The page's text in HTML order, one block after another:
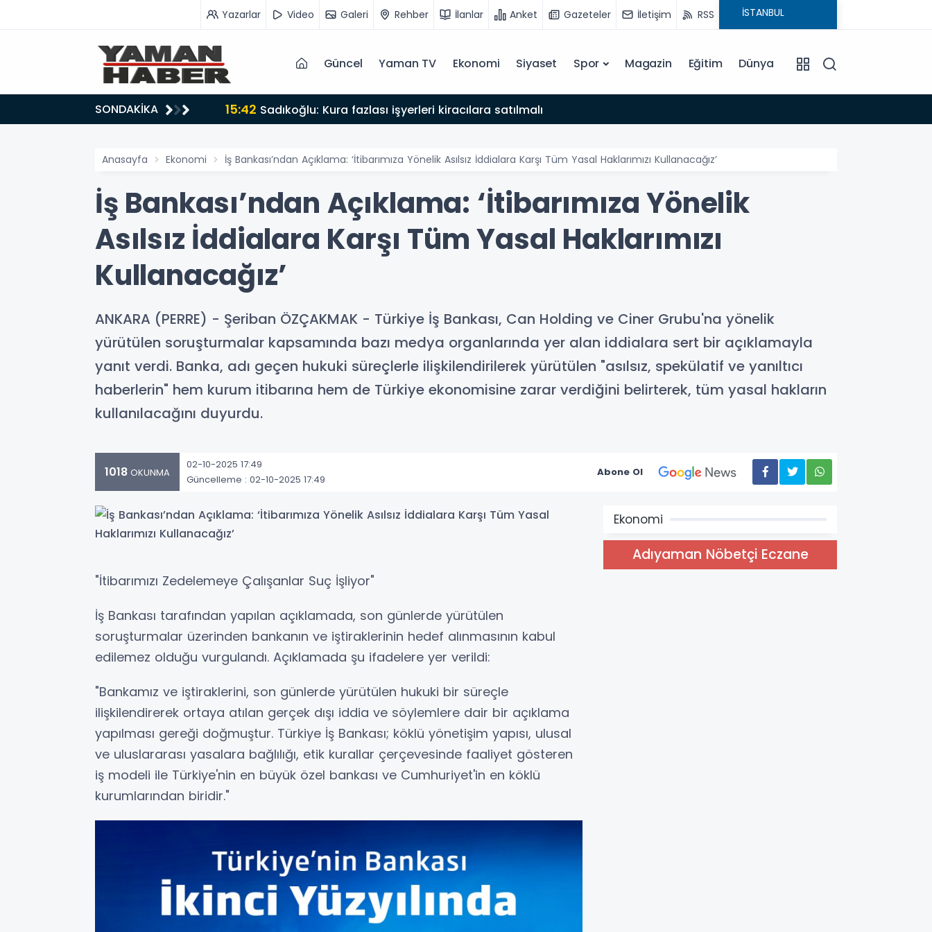
Yazarlar Video Galeri Rehber İlanlar Anket Gazeteler İletişim RSS
Güncel Yaman TV Ekonomi Siyaset Spor Magazin Eğitim Dünya
SONDAKİKA
tarafında olmayı seçtim’ 15:42 Sadıkoğlu: Kura fazlası işyerleri kiracılara satılmalı
Anasayfa Ekonomi İş Bankası’ndan Açıklama: ‘İtibarımıza Yönelik Asılsız İddialara Karşı Tüm Yasal Haklarımızı Kullanacağız’
İş Bankası’ndan Açıklama: ‘İtibarımıza Yönelik
Asılsız İddialara Karşı Tüm Yasal Haklarımızı
Kullanacağız’
ANKARA (PERRE) - Şeriban ÖZÇAKMAK - Türkiye İş Bankası, Can Holding ve Ciner Grubu'na yönelik
yürütülen soruşturmalar kapsamında bazı medya organlarında yer alan iddialara sert bir açıklamayla
yanıt verdi. Banka, adı geçen hukuki süreçlerle ilişkilendirilerek yürütülen "asılsız, spekülatif ve yanıltıcı
haberlerin" hem kurum itibarına hem de Türkiye ekonomisine zarar verdiğini belirterek, tüm yasal hakların
kullanılacağını duyurdu.
1018 OKUNMA
02-10-2025 17:49
Güncelleme : 02-10-2025 17:49
Abone Ol
"İtibarımızı Zedelemeye Çalışanlar Suç İşliyor"
İş Bankası tarafından yapılan açıklamada, son günlerde yürütülen
soruşturmalar üzerinden bankanın ve iştiraklerinin hedef alınmasının kabul
edilemez olduğu vurgulandı. Açıklamada şu ifadelere yer verildi:
"Bankamız ve iştiraklerini, son günlerde yürütülen hukuki bir süreçle
ilişkilendirerek ortaya atılan gerçek dışı iddia ve söylemlere dair bir açıklama
yapılması gereği doğmuştur. Türkiye İş Bankası; köklü yönetişim yapısı, ulusal
ve uluslararası yasalara bağlılığı, etik kurallar çerçevesinde faaliyet gösteren
iş modeli ile Türkiye'nin en büyük özel bankası ve Cumhuriyet'in en köklü
kurumlarından biridir."
Ekonomi
Adıyaman Nöbetçi Eczane